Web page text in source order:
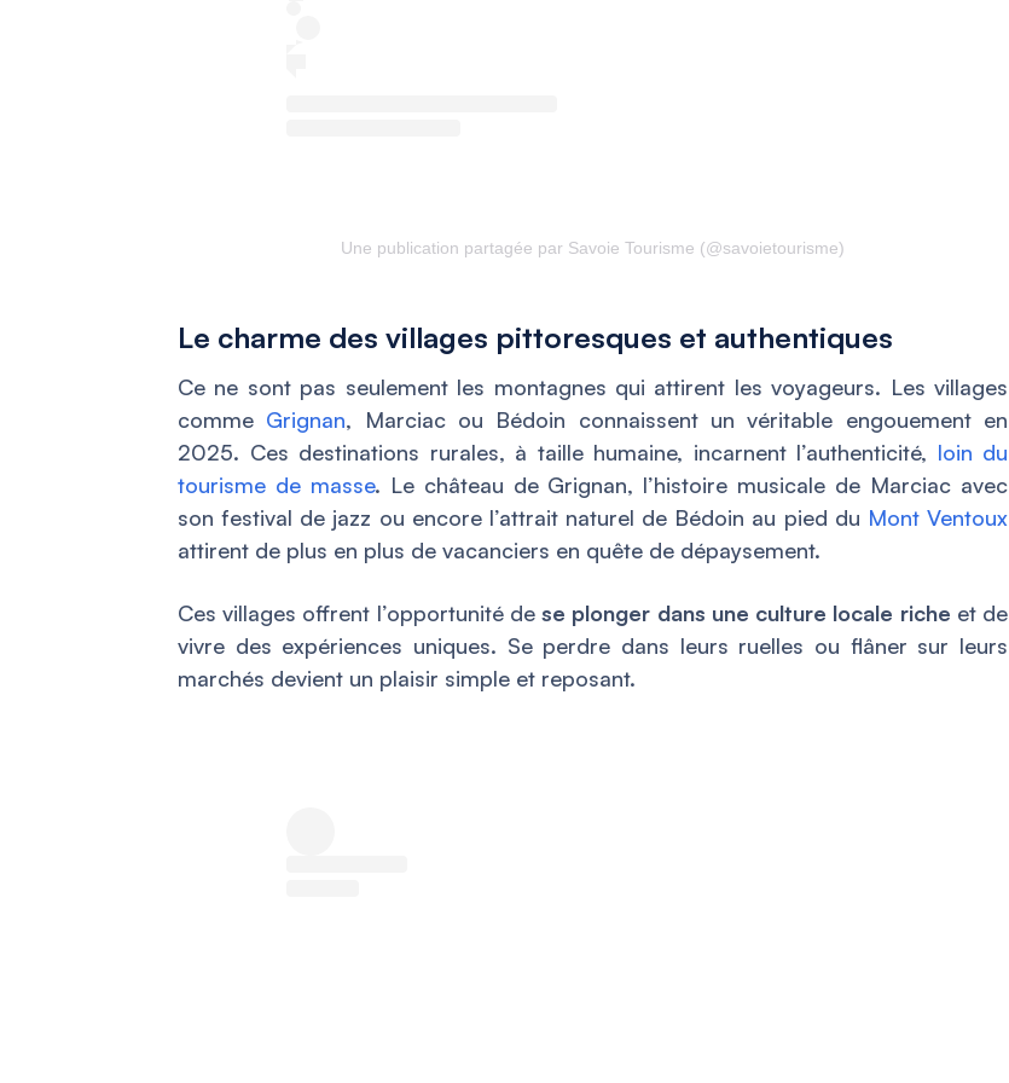
Une publication partagée par Savoie Tourisme (@savoietourisme)
Le charme des villages pittoresques et authentiques
Ce ne sont pas seulement les montagnes qui attirent les voyageurs. Les villages
comme Grignan, Marciac ou Bédoin connaissent un véritable engouement en
2025. Ces destinations rurales, à taille humaine, incarnent l’authenticité, loin du
tourisme de masse. Le château de Grignan, l’histoire musicale de Marciac avec
son festival de jazz ou encore l’attrait naturel de Bédoin au pied du Mont Ventoux
attirent de plus en plus de vacanciers en quête de dépaysement.
Ces villages offrent l’opportunité dese plonger dans une culture locale riche et de
vivre des expériences uniques. Se perdre dans leurs ruelles ou flâner sur leurs
marchés devient un plaisir simple et reposant.